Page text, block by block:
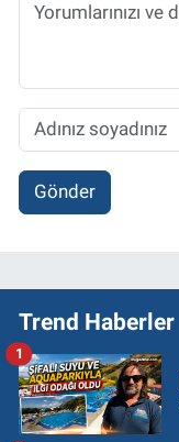
Gönder
Trend Haberler
1